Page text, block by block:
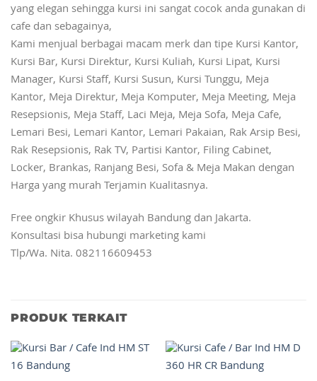
yang elegan sehingga kursi ini sangat cocok anda gunakan di
cafe dan sebagainya,
Kami menjual berbagai macam merk dan tipe Kursi Kantor,
Kursi Bar, Kursi Direktur, Kursi Kuliah, Kursi Lipat, Kursi
Manager, Kursi Staff, Kursi Susun, Kursi Tunggu, Meja
Kantor, Meja Direktur, Meja Komputer, Meja Meeting, Meja
Resepsionis, Meja Staff, Laci Meja, Meja Sofa, Meja Cafe,
Lemari Besi, Lemari Kantor, Lemari Pakaian, Rak Arsip Besi,
Rak Resepsionis, Rak TV, Partisi Kantor, Filing Cabinet,
Locker, Brankas, Ranjang Besi, Sofa & Meja Makan dengan
Harga yang murah Terjamin Kualitasnya.
Free ongkir Khusus wilayah Bandung dan Jakarta.
Konsultasi bisa hubungi marketing kami
Tlp/Wa. Nita. 082116609453
PRODUK TERKAIT